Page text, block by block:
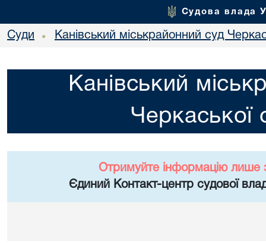
Судова влада
Суди • Канівський міськрайонний суд
Канівський
Черкаської
Отримуйте інформацію лише
Єдиний Контакт-центр судової